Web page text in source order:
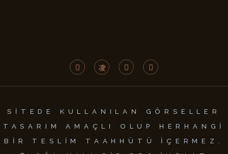
SİTEDE KULLANILAN GÖRSELLER
TASARIM AMAÇLI OLUP HERHANGİ
BİR TESLİM TAAHHÜTÜ İÇERMEZ.